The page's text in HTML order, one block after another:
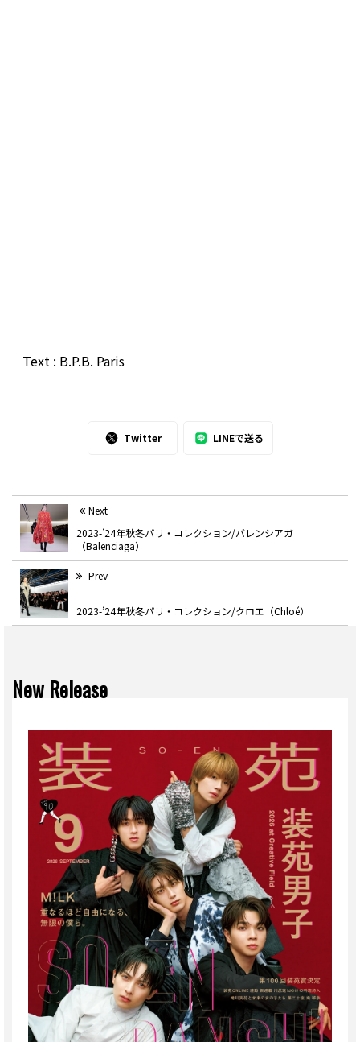
Text : B.P.B. Paris
Twitter LINEで送る
Next
2023-’24年秋冬パリ・コレクション/バレンシアガ
（Balenciaga）
Prev
2023-’24年秋冬パリ・コレクション/クロエ（Chloé）
New Release